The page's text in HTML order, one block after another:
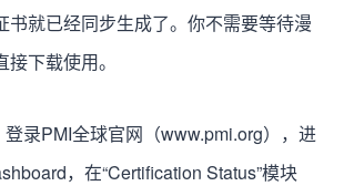
书就已经同步生成了。你不需要等待漫
下载使用。
登录PMI全球官网（www.pmi.org），进
，在“Certification Status”模块